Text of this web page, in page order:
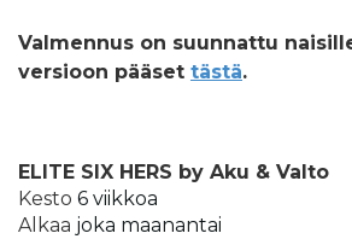
Valmennus on suunnattu
versioon pääset tästä.
ELITE SIX HERS by Aku & Valto
Kesto 6 viikkoa
Alkaa joka maanantai